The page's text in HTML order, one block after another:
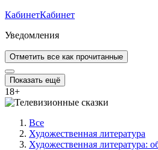
КабинетКабинет
Уведомления
Отметить все как прочитанные
Показать ещё
18+
Все
Художественная литература
Художественная литература: